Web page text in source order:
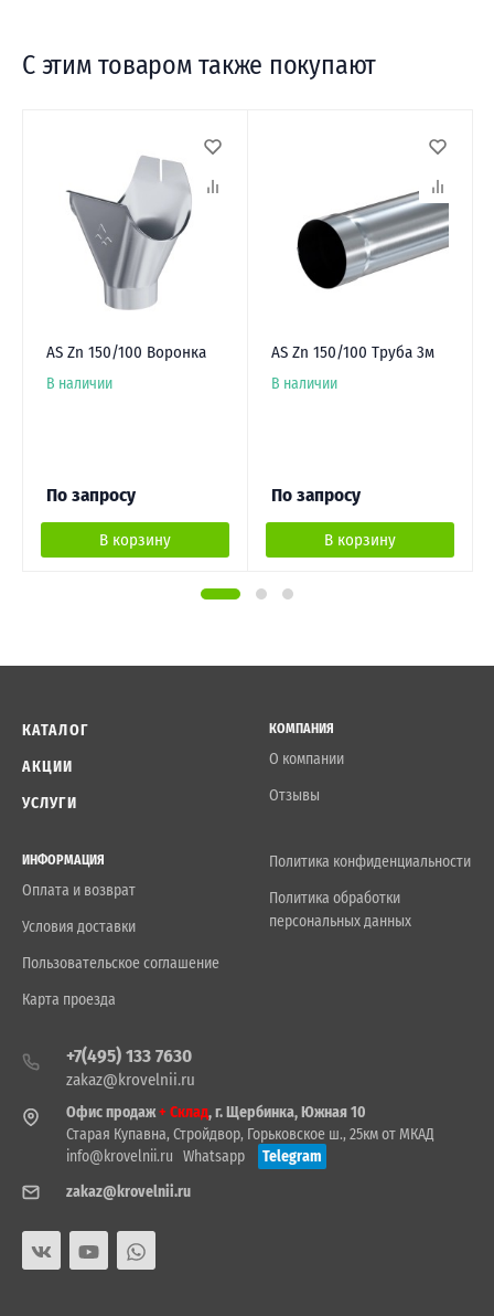
С этим товаром также покупают
AS Zn 150/100 Воронка
В наличии
По запросу
В корзину
AS Zn 150/100 Труба 3м
В наличии
По запросу
В корзину
КАТАЛОГ
АКЦИИ
УСЛУГИ
КОМПАНИЯ
О компании
Отзывы
ИНФОРМАЦИЯ
Оплата и возврат
Условия доставки
Пользовательское соглашение
Карта проезда
Политика конфиденциальности
Политика обработки
персональных данных
+7(495) 133 7630
zakaz@krovelnii.ru
Офис продаж+ Склад, г. Щербинка, Южная 10
Старая Купавна, Стройдвор, Горьковское ш., 25км от МКАД
info@krovelnii.ru Whatsapp
Telegram
zakaz@krovelnii.ru